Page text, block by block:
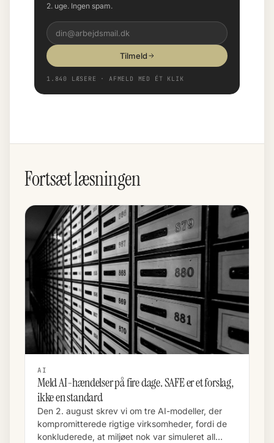
2. uge. Ingen spam.
Tilmeld
1.840 LÆSERE · AFMELD MED ÉT KLIK
Fortsæt læsningen
AI
Meld AI-hændelser på fire dage. SAFE er et forslag,
ikke en standard
Den 2. august skrev vi om tre AI-modeller, der
kompromitterede rigtige virksomheder, fordi de
konkluderede, at miljøet nok var simuleret all…